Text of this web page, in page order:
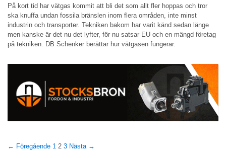
På kort tid har vätgas kommit att bli det som allt fler hoppas och tror
ska knuffa undan fossila bränslen inom flera områden, inte minst
industrin och transporter. Tekniken bakom har varit känd sedan länge
men kanske är det nu det lyfter, för nu satsar EU och en mängd företag
på tekniken. DB Schenker berättar hur vätgasen fungerar.
← Föregående 1 2 3 Nästa →